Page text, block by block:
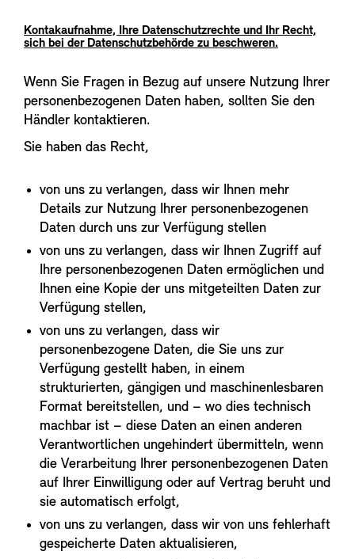
Kontakaufnahme, Ihre Datenschutzrechte und Ihr Recht,
sich bei der Datenschutzbehörde zu beschweren.
Wenn Sie Fragen in Bezug auf unsere Nutzung Ihrer
personenbezogenen Daten haben, sollten Sie den
Händler kontaktieren.
Sie haben das Recht,
von uns zu verlangen, dass wir Ihnen mehr
Details zur Nutzung Ihrer personenbezogenen
Daten durch uns zur Verfügung stellen
von uns zu verlangen, dass wir Ihnen Zugriff auf
Ihre personenbezogenen Daten ermöglichen und
Ihnen eine Kopie der uns mitgeteilten Daten zur
Verfügung stellen,
von uns zu verlangen, dass wir
personenbezogene Daten, die Sie uns zur
Verfügung gestellt haben, in einem
strukturierten, gängigen und maschinenlesbaren
Format bereitstellen, und – wo dies technisch
machbar ist – diese Daten an einen anderen
Verantwortlichen ungehindert übermitteln, wenn
die Verarbeitung Ihrer personenbezogenen Daten
auf Ihrer Einwilligung oder auf Vertrag beruht und
sie automatisch erfolgt,
von uns zu verlangen, dass wir von uns fehlerhaft
gespeicherte Daten aktualisieren,